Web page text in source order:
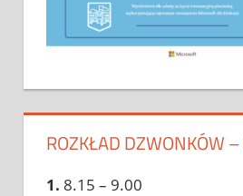
ROZKŁAD DZWONKÓW
1. 8.15 – 9.00